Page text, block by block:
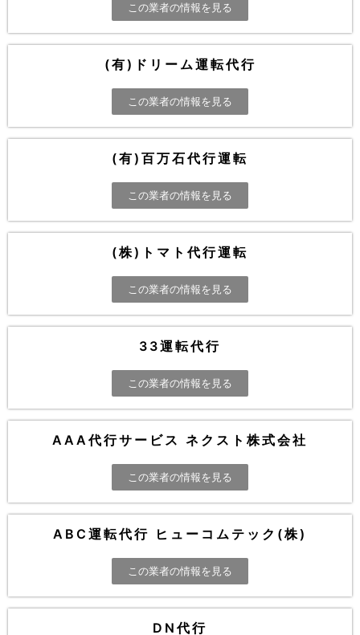
この業者の情報を見る
(有)ドリーム運転代行
この業者の情報を見る
(有)百万石代行運転
この業者の情報を見る
(株)トマト代行運転
この業者の情報を見る
33運転代行
この業者の情報を見る
AAA代行サービス ネクスト株式会社
この業者の情報を見る
ABC運転代行 ヒューコムテック(株)
この業者の情報を見る
DN代行